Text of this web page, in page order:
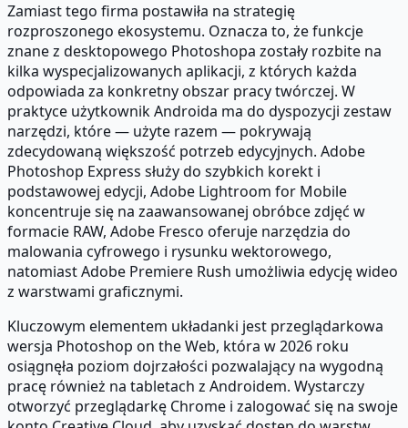
Zamiast tego firma postawiła na strategię
rozproszonego ekosystemu. Oznacza to, że funkcje
znane z desktopowego Photoshopa zostały rozbite na
kilka wyspecjalizowanych aplikacji, z których każda
odpowiada za konkretny obszar pracy twórczej. W
praktyce użytkownik Androida ma do dyspozycji zestaw
narzędzi, które — użyte razem — pokrywają
zdecydowaną większość potrzeb edycyjnych. Adobe
Photoshop Express służy do szybkich korekt i
podstawowej edycji, Adobe Lightroom for Mobile
koncentruje się na zaawansowanej obróbce zdjęć w
formacie RAW, Adobe Fresco oferuje narzędzia do
malowania cyfrowego i rysunku wektorowego,
natomiast Adobe Premiere Rush umożliwia edycję wideo
z warstwami graficznymi.
Kluczowym elementem układanki jest przeglądarkowa
wersja Photoshop on the Web, która w 2026 roku
osiągnęła poziom dojrzałości pozwalający na wygodną
pracę również na tabletach z Androidem. Wystarczy
otworzyć przeglądarkę Chrome i zalogować się na swoje